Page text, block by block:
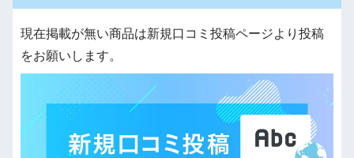
現在掲載が無い商品は新規口コミ投稿ページより投稿
をお願いします。